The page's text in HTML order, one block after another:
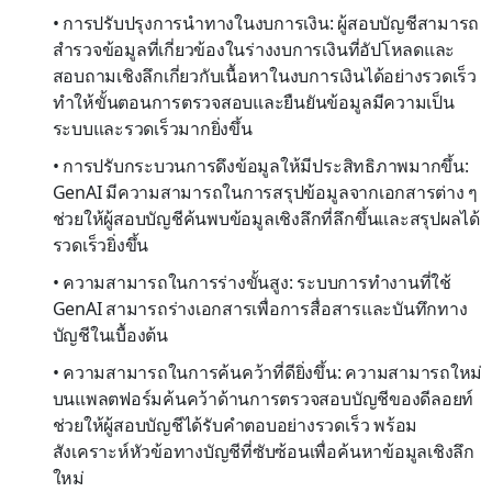
• การปรับปรุงการนำทางในงบการเงิน: ผู้สอบบัญชีสามารถ
สำรวจข้อมูลที่เกี่ยวข้องในร่างงบการเงินที่อัปโหลดและ
สอบถามเชิงลึกเกี่ยวกับเนื้อหาในงบการเงินได้อย่างรวดเร็ว
ทำให้ขั้นตอนการตรวจสอบและยืนยันข้อมูลมีความเป็น
ระบบและรวดเร็วมากยิ่งขึ้น
• การปรับกระบวนการดึงข้อมูลให้มีประสิทธิภาพมากขึ้น:
GenAI มีความสามารถในการสรุปข้อมูลจากเอกสารต่าง ๆ
ช่วยให้ผู้สอบบัญชีค้นพบข้อมูลเชิงลึกที่ลึกขึ้นและสรุปผลได้
รวดเร็วยิ่งขึ้น
• ความสามารถในการร่างขั้นสูง: ระบบการทำงานที่ใช้
GenAI สามารถร่างเอกสารเพื่อการสื่อสารและบันทึกทาง
บัญชีในเบื้องต้น
• ความสามารถในการค้นคว้าที่ดียิ่งขึ้น: ความสามารถใหม่
บนแพลตฟอร์มค้นคว้าด้านการตรวจสอบบัญชีของดีลอยท์
ช่วยให้ผู้สอบบัญชีได้รับคำตอบอย่างรวดเร็ว พร้อม
สังเคราะห์หัวข้อทางบัญชีที่ซับซ้อนเพื่อค้นหาข้อมูลเชิงลึก
ใหม่